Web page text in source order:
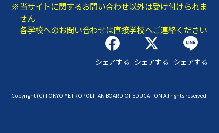
当サイトに関するお問い合わせ以外は受け付けられま
せん
各学校へのお問い合わせは直接学校へご連絡ください
シェアする シェアする シェアする
Copyright (C) TOKYO METROPOLITAN BOARD OF EDUCATION All rights reserved.